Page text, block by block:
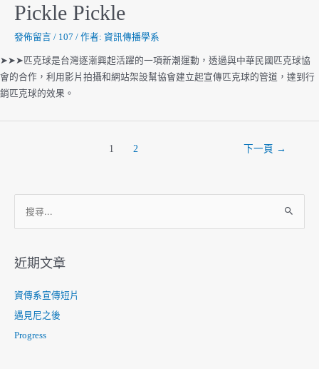
Pickle Pickle
發佈留言 / 107 / 作者: 資訊傳播學系
➤➤➤匹克球是台灣逐漸興起活躍的一項新潮運動，透過與中華民國匹克球協
會的合作，利用影片拍攝和網站架設幫協會建立起宣傳匹克球的管道，達到行
銷匹克球的效果。
頁
1 2 下一頁 →
鍵
:
近期文章
資傳系宣傳短片
遇見尼之後
Progress